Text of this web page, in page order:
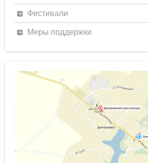
Фестивали
Меры поддержки